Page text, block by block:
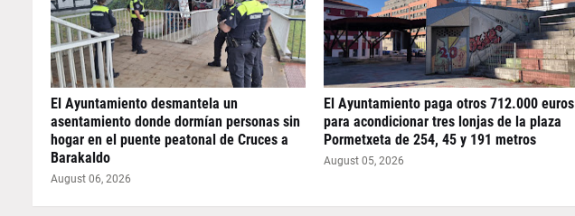
El Ayuntamiento desmantela un
asentamiento donde dormían personas sin
hogar en el puente peatonal de Cruces a
Barakaldo
August 06, 2026
El Ayuntamiento paga otros 712.000 euros
para acondicionar tres lonjas de la plaza
Pormetxeta de 254, 45 y 191 metros
August 05, 2026